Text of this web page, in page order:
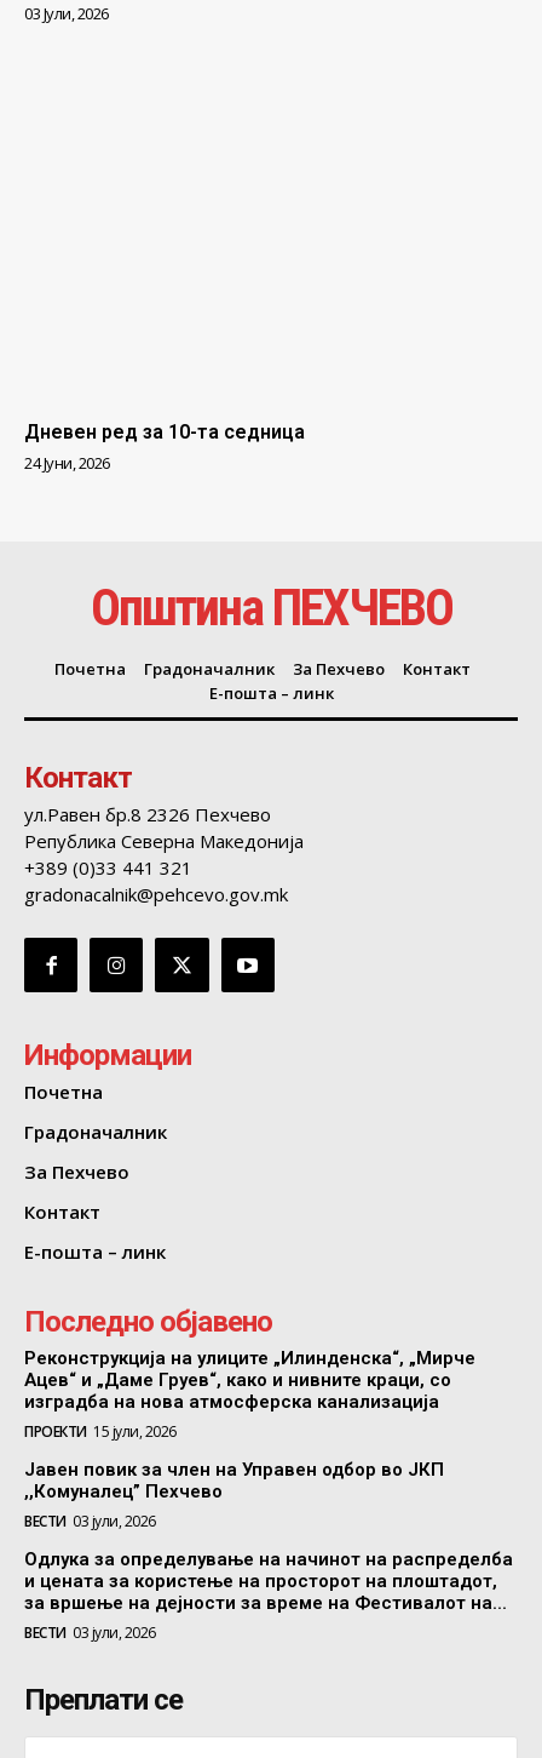
03 Јули, 2026
Дневен ред за 10-та седница
24 Јуни, 2026
Општина ПЕХЧЕВО
Почетна Градоначалник За Пехчево
Контакт
Е-пошта – линк
Контакт
ул.Равен бр.8 2326 Пехчево
Република Северна Македонија
+389 (0)33 441 321
gradonacalnik@pehcevo.gov.mk
Информации
Почетна
Градоначалник
За Пехчево
Контакт
Е-пошта – линк
Последно објавено
Реконструкција на улиците „Илинденска“, „Мирче
Ацев“ и „Даме Груев“, како и нивните краци, со
изградба на нова атмосферска канализација
ПРОЕКТИ 15 јули, 2026
Јавен повик за член на Управен одбор во ЈКП
,,Комуналец” Пехчево
ВЕСТИ 03 јули, 2026
Одлука за определување на начинот на распределба
и цената за користење на просторот на плоштадот,
за вршење на дејности за време на Фестивалот на...
ВЕСТИ 03 јули, 2026
Преплати се